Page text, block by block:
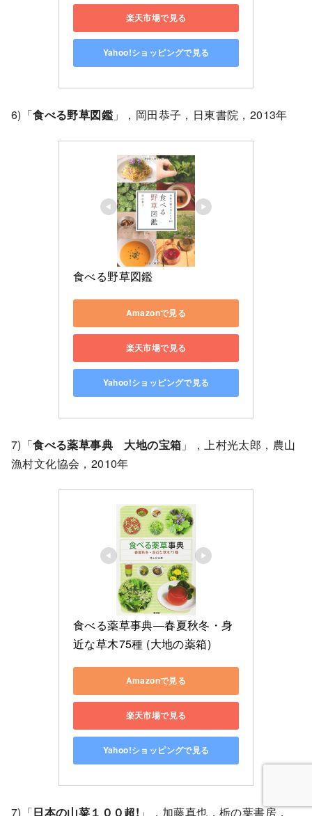
楽天市場で見る
Yahoo!ショッピングで見る
6)「食べる野草図鑑 」，岡田恭子，日東書院，2013年
食べる野草図鑑
Amazonで見る
楽天市場で見る
Yahoo!ショッピングで見る
7)「食べる薬草事典 大地の宝箱 」，上村光太郎，農山
漁村文化協会，2010年
食べる薬草事典―春夏秋冬・身
近な草木75種 (大地の薬箱)
Amazonで見る
楽天市場で見る
Yahoo!ショッピングで見る
7)「日本の山菜１００超! 」，加藤真也，栃の葉書房，